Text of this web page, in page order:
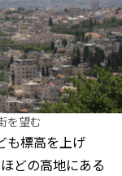
を望む
も標高を上げ
どの高地にある